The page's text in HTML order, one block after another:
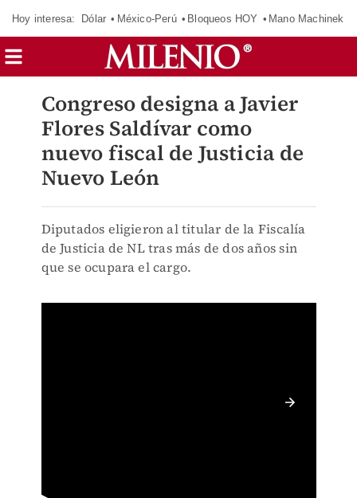
Hoy interesa: Dólar México-Perú Bloqueos HOY Mano Machinek
Congreso designa a Javier
Flores Saldívar como
nuevo fiscal de Justicia de
Nuevo León
Diputados eligieron al titular de la Fiscalía
de Justicia de NL tras más de dos años sin
que se ocupara el cargo.